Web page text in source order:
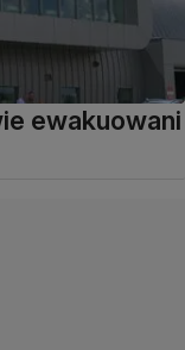
ewakuowani